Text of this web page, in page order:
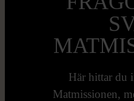
Här hittar du
Matmissionen,